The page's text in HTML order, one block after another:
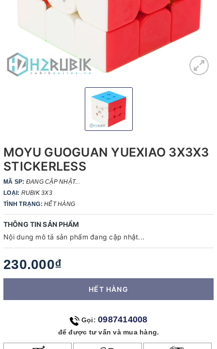
MOYU GUOGUAN YUEXIAO 3X3X3
STICKERLESS
MÃ SP: ĐANG CẬP NHẬT...
LOẠI: RUBIK 3X3
TÌNH TRẠNG: HẾT HÀNG
THÔNG TIN SẢN PHẨM
Nội dung mô tả sản phẩm đang cập nhật...
230.000₫
HẾT HÀNG
Gọi: 0987414008
để được tư vấn và mua hàng.